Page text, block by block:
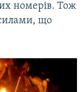
номерів. Тож
що